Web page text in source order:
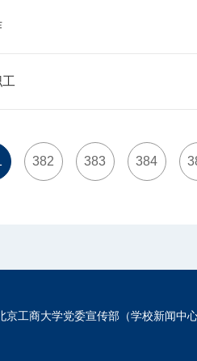
382 383 384
京工商大学党委宣传部（学校新闻中